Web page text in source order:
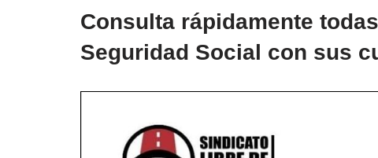
Consulta rápidamente
Seguridad Social con sus